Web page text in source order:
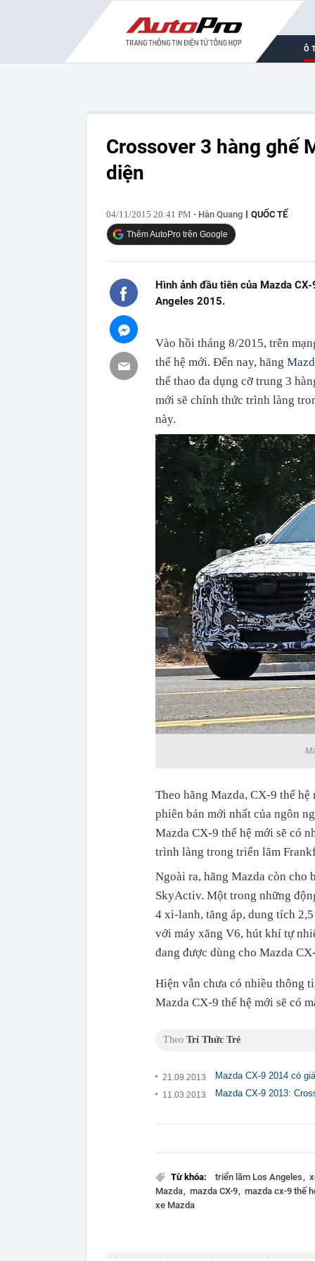
Ô
Crossover 3 hàng ghế
diện
04/11/2015 20:41 PM - Hàn Quang QUỐC TẾ
Thêm AutoPro trên Google
Hình ảnh đầu tiên của Mazda
Angeles 2015.
Vào hồi tháng 8/2015, trên
thế hệ mới. Đến nay, hãng
thể thao đa dụng cỡ trung 3
mới sẽ chính thức trình làng
này.
Theo hãng Mazda, CX-9 thế hệ
phiên bản mới nhất của ngôn
Mazda CX-9 thế hệ mới sẽ có
trình làng trong triển lãm
Ngoài ra, hãng Mazda còn cho
SkyActiv. Một trong những
4 xi-lanh, tăng áp, dung tích
với máy xăng V6, hút khí tự
đang được dùng cho Mazda
Hiện vẫn chưa có nhiều thông
Mazda CX-9 thế hệ mới sẽ có
Theo Trí Thức Trẻ
21.09.2013 Mazda CX-9 2014 có
11.03.2013 Mazda CX-9 2013:
Từ khóa: triển lãm Los Angeles
Mazda mazda CX-9 mazda cx-9 thế
xe Mazda